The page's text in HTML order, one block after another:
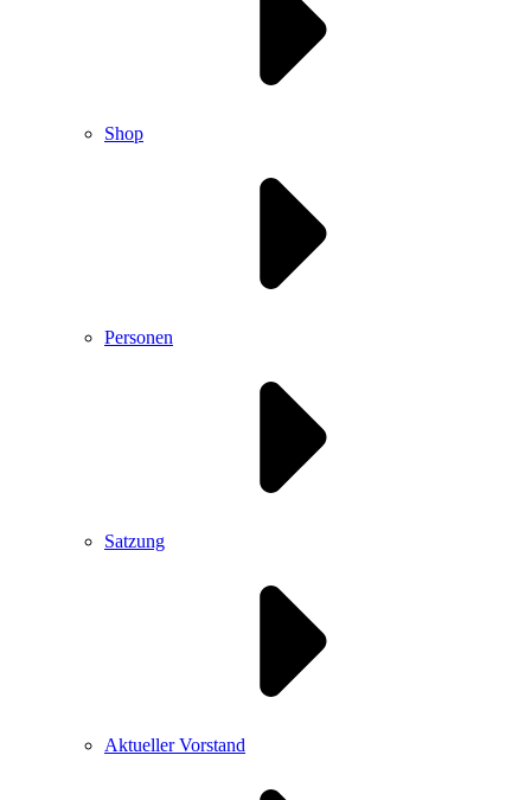
Shop
Personen
Satzung
Aktueller Vorstand